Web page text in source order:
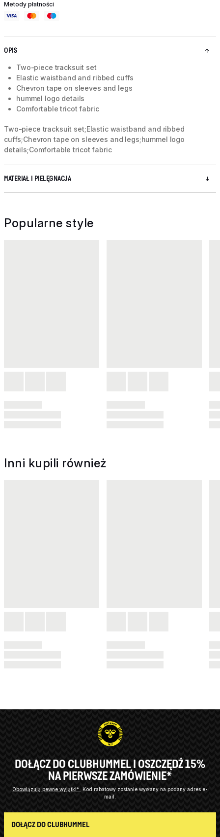
Metody płatności
OPIS
Two-piece tracksuit set
Elastic waistband and ribbed cuffs
Chevron tape on sleeves and legs
hummel logo details
Comfortable tricot fabric
Two-piece tracksuit set;Elastic waistband and ribbed
cuffs;Chevron tape on sleeves and legs;hummel logo
details;Comfortable tricot fabric
MATERIAŁ I PIELĘGNACJA
Popularne style
Inni kupili również
DOŁĄCZ DO CLUBHUMMEL I OSZCZĘDŹ 15%
NA PIERWSZE ZAMÓWIENIE*
Obowiązują pewne wyjątki* Kod rabatowy zostanie wysłany na podany adres e-
mail.
DOŁĄCZ DO CLUBHUMMEL